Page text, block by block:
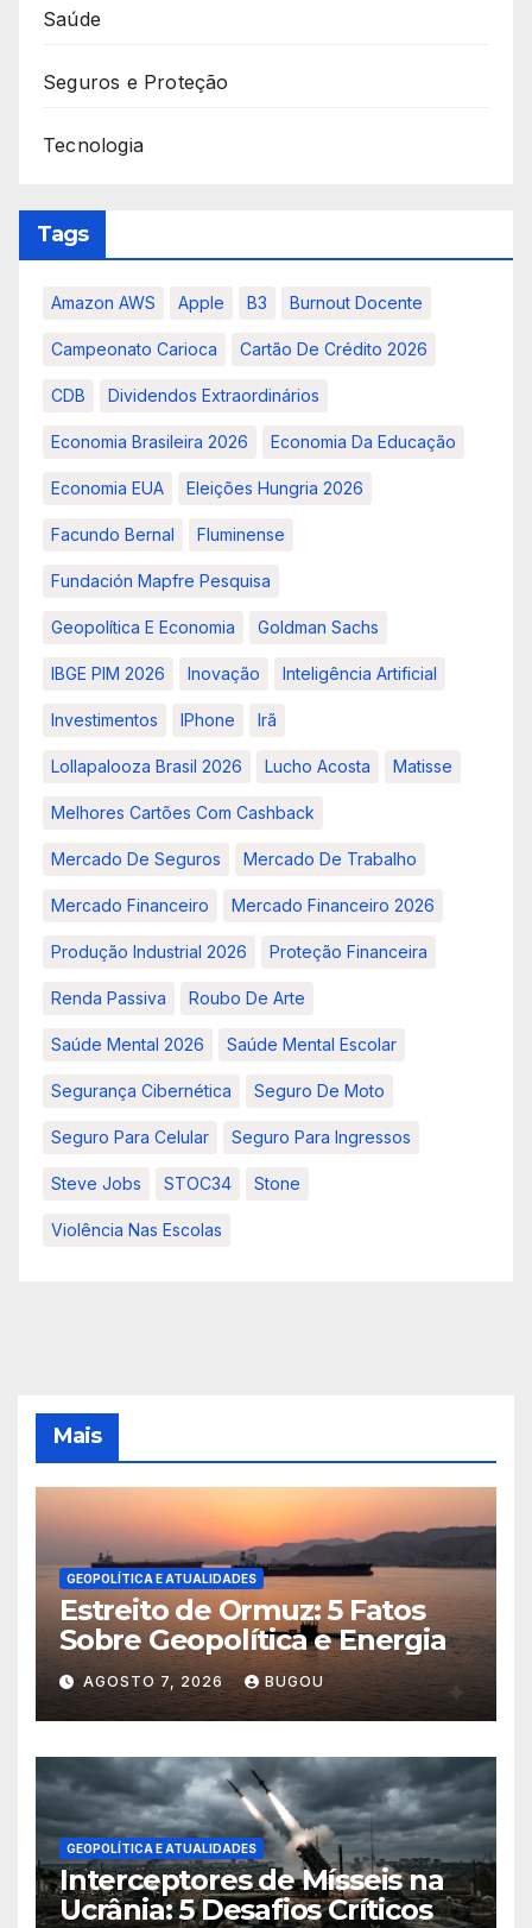
Saúde
Seguros e Proteção
Tecnologia
Tags
Amazon AWS Apple B3 Burnout Docente
Campeonato Carioca Cartão De Crédito 2026
CDB Dividendos Extraordinários
Economia Brasileira 2026 Economia Da Educação
Economia EUA Eleições Hungria 2026
Facundo Bernal Fluminense
Fundación Mapfre Pesquisa
Geopolítica E Economia Goldman Sachs
IBGE PIM 2026 Inovação Inteligência Artificial
Investimentos IPhone Irã
Lollapalooza Brasil 2026 Lucho Acosta Matisse
Melhores Cartões Com Cashback
Mercado De Seguros Mercado De Trabalho
Mercado Financeiro Mercado Financeiro 2026
Produção Industrial 2026 Proteção Financeira
Renda Passiva Roubo De Arte
Saúde Mental 2026 Saúde Mental Escolar
Segurança Cibernética Seguro De Moto
Seguro Para Celular Seguro Para Ingressos
Steve Jobs STOC34 Stone
Violência Nas Escolas
Mais
GEOPOLÍTICA E ATUALIDADES
Estreito de Ormuz: 5 Fatos
Sobre Geopolítica e Energia
AGOSTO 7, 2026 BUGOU
GEOPOLÍTICA E ATUALIDADES
Interceptores de Mísseis na
Ucrânia: 5 Desafios Críticos